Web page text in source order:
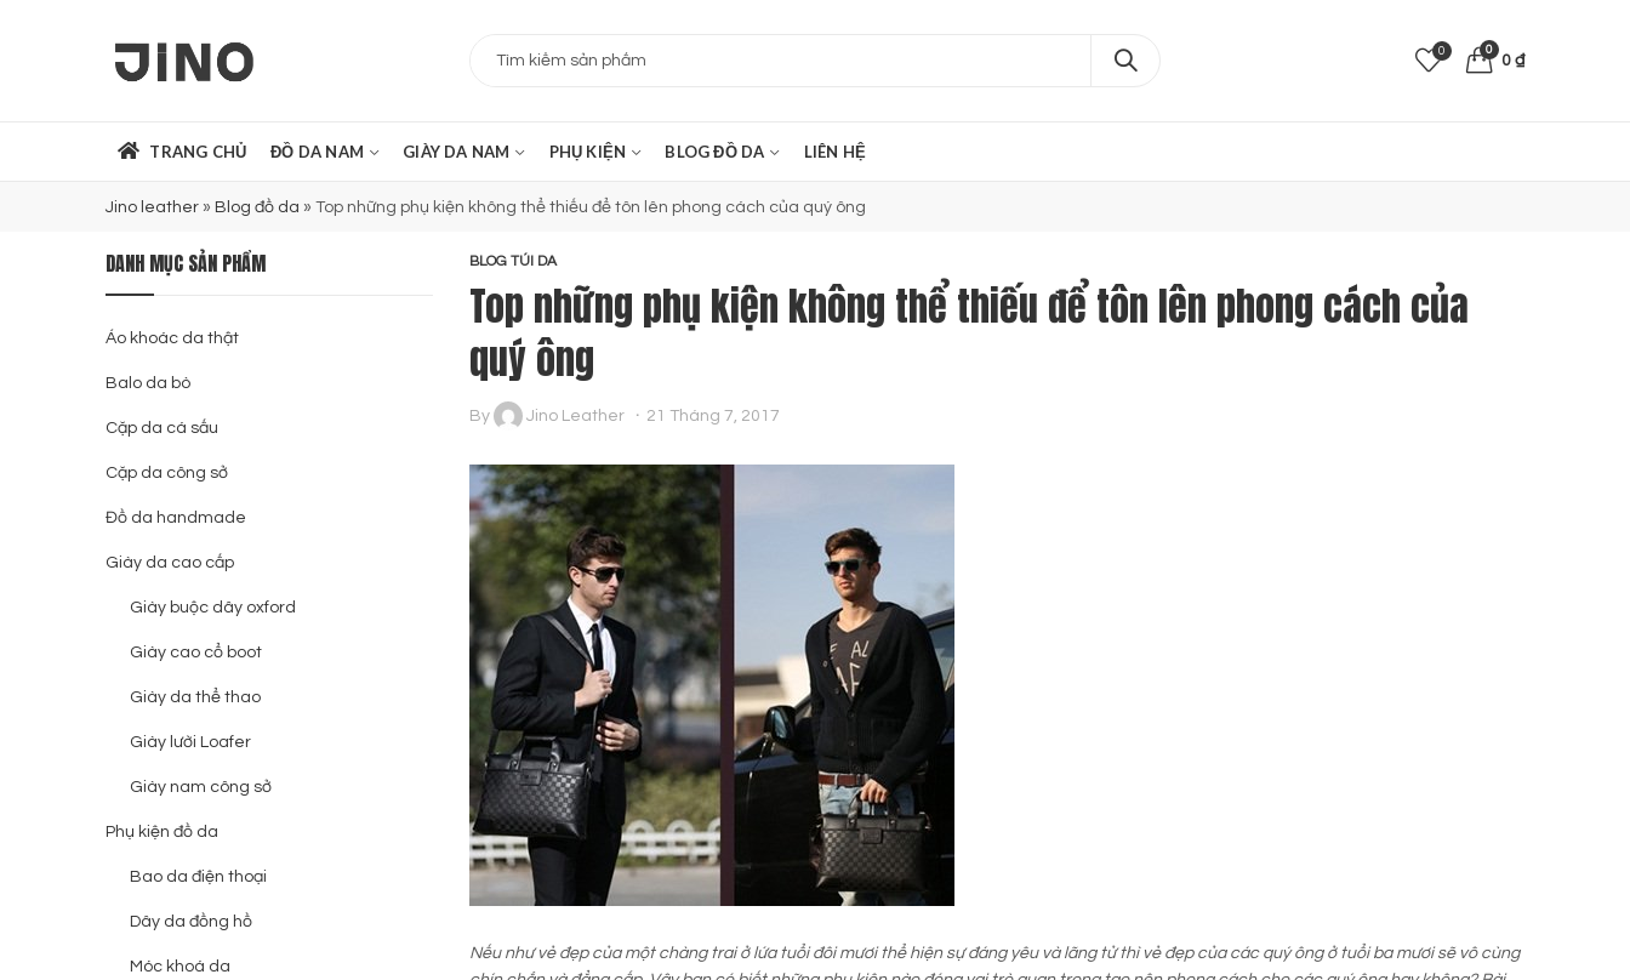
0 0
0 ₫
TRANG CHỦ ĐỒ DA NAM GIÀY DA NAM PHỤ KIỆN BLOG ĐỒ DA LIÊN HỆ
Jino leather » Blog đồ da » Top những phụ kiện không thể thiếu để tôn lên phong cách của quý ông
BLOG TÚI DA
Top những phụ kiện không thể thiếu để tôn lên phong cách của
quý ông
By Jino Leather 21 Tháng 7, 2017
Nếu như vẻ đẹp của một chàng trai ở lứa tuổi đôi mươi thể hiện sự đáng yêu và lãng tử thì vẻ đẹp của các quý ông ở tuổi ba mươi sẽ vô cùng
DANH MỤC SẢN PHẨM
Áo khoác da thật
Balo da bò
Cặp da cá sấu
Cặp da công sở
Đồ da handmade
Giày da cao cấp
Giày buộc dây oxford
Giày cao cổ boot
Giày da thể thao
Giày lười Loafer
Giày nam công sở
Phụ kiện đồ da
Bao da điện thoại
Dây da đồng hồ
Móc khoá da